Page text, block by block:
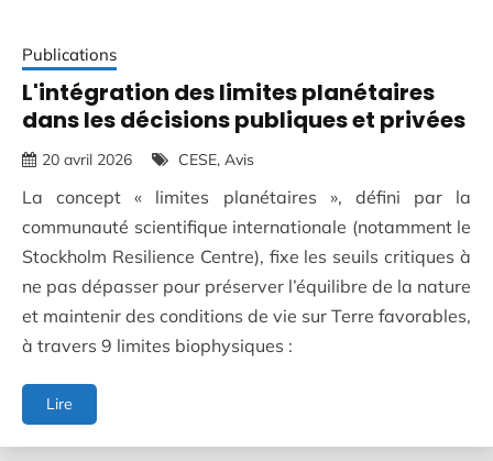
Publications
L'intégration des limites planétaires
dans les décisions publiques et privées
20 avril 2026 CESE Avis
La concept « limites planétaires », défini par la
communauté scientifique internationale (notamment le
Stockholm Resilience Centre), fixe les seuils critiques à
ne pas dépasser pour préserver l’équilibre de la nature
et maintenir des conditions de vie sur Terre favorables,
à travers 9 limites biophysiques :
Lire
des
limites